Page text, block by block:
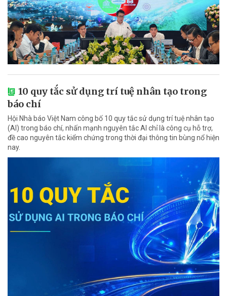
10 quy tắc sử dụng trí tuệ nhân tạo trong
báo chí
Hội Nhà báo Việt Nam công bố 10 quy tắc sử dụng trí tuệ nhân tạo
(AI) trong báo chí, nhấn mạnh nguyên tắc AI chỉ là công cụ hỗ trợ,
đề cao nguyên tắc kiểm chứng trong thời đại thông tin bùng nổ hiện
nay.